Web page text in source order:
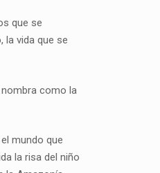
que se
la vida que se
como la
mundo que
la risa del niño